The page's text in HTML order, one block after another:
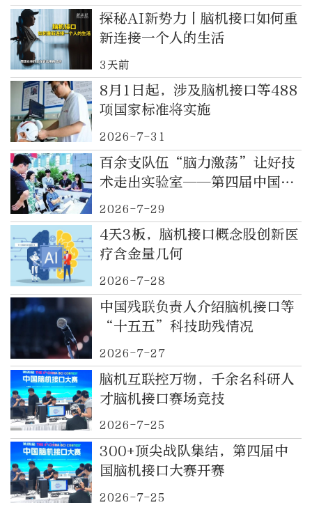
探秘AI新势力丨脑机接口如何重
新连接一个人的生活
3天前
8月1日起，涉及脑机接口等488
项国家标准将实施
2026-7-31
百余支队伍“脑力激荡”让好技
术走出实验室——第四届中国脑
机接口大赛侧记
2026-7-29
4天3板，脑机接口概念股创新医
疗含金量几何
2026-7-28
中国残联负责人介绍脑机接口等
“十五五”科技助残情况
2026-7-27
脑机互联控万物，千余名科研人
才脑机接口赛场竞技
2026-7-25
300+顶尖战队集结，第四届中
国脑机接口大赛开赛
2026-7-25